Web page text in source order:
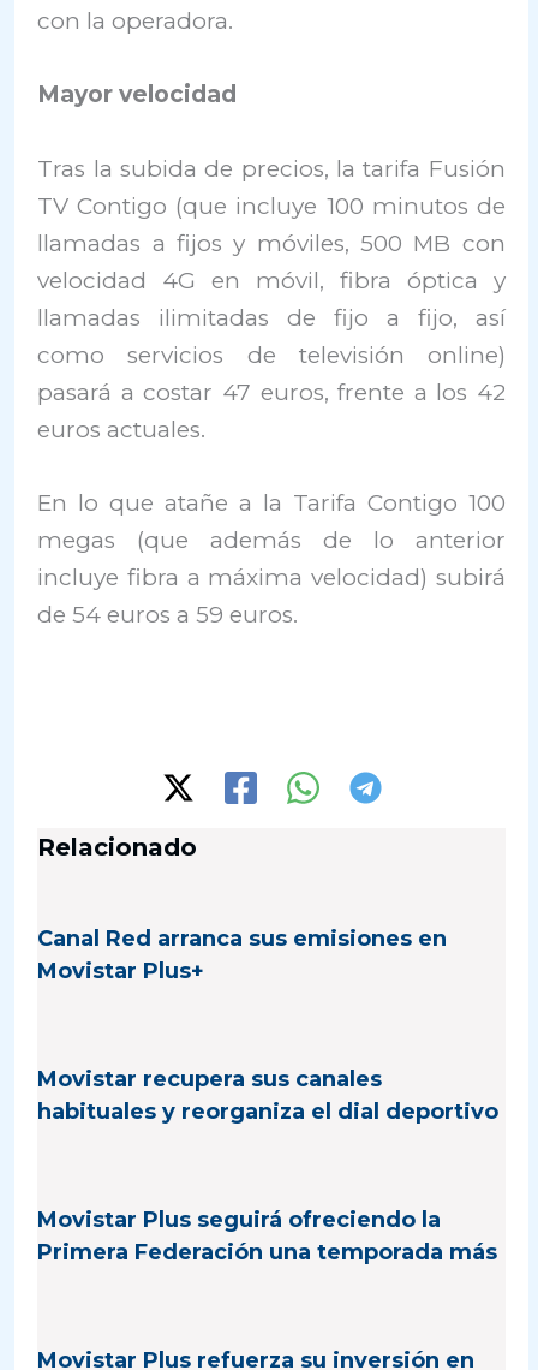
con la operadora.
Mayor velocidad
Tras la subida de precios, la tarifa Fusión
TV Contigo (que incluye 100 minutos de
llamadas a fijos y móviles, 500 MB con
velocidad 4G en móvil, fibra óptica y
llamadas ilimitadas de fijo a fijo, así
como servicios de televisión online)
pasará a costar 47 euros, frente a los 42
euros actuales.
En lo que atañe a la Tarifa Contigo 100
megas (que además de lo anterior
incluye fibra a máxima velocidad) subirá
de 54 euros a 59 euros.
Relacionado
Canal Red arranca sus emisiones en
Movistar Plus+
Movistar recupera sus canales
habituales y reorganiza el dial deportivo
Movistar Plus seguirá ofreciendo la
Primera Federación una temporada más
Movistar Plus refuerza su inversión en